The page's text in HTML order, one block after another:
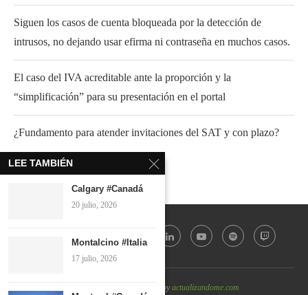
Siguen los casos de cuenta bloqueada por la detección de
intrusos, no dejando usar efirma ni contraseña en muchos casos.
El caso del IVA acreditable ante la proporción y la
“simplificación” para su presentación en el portal
¿Fundamento para atender invitaciones del SAT y con plazo?
@2022 - All Right Reserved byactualizandome.com
LEE TAMBIÉN
Calgary #Canadá
20 julio, 2026
Montalcino #Italia
17 julio, 2026